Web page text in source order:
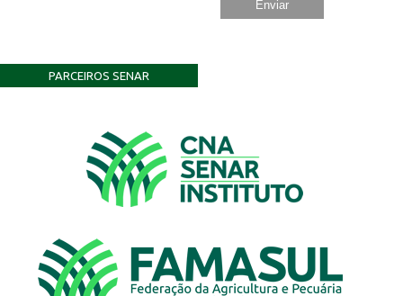
PARCEIROS SENAR